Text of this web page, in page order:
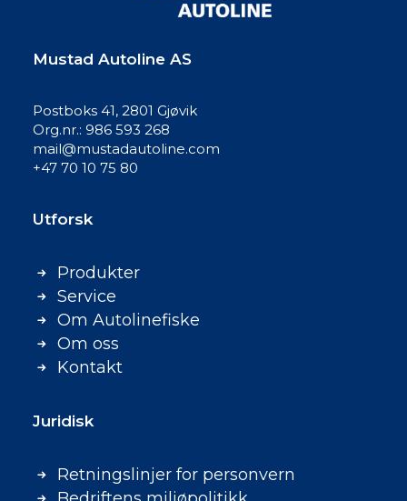
Mustad Autoline AS
Postboks 41, 2801 Gjøvik
Org.nr.: 986 593 268
mail@mustadautoline.com
+47 70 10 75 80
Utforsk
Produkter
Service
Om Autolinefiske
Om oss
Kontakt
Juridisk
Retningslinjer for personvern